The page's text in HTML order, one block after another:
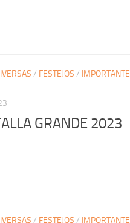
/ FESTEJOS / IMPORTANTE
GRANDE 2023
/ FESTEJOS / IMPORTANTE